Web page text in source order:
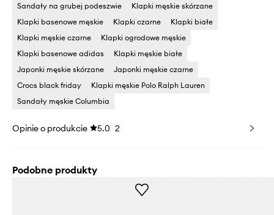
Sandały na grubej podeszwie
Klapki męskie skórzane
Klapki basenowe męskie
Klapki czarne
Klapki białe
Klapki męskie czarne
Klapki ogrodowe męskie
Klapki basenowe adidas
Klapki męskie białe
Japonki męskie skórzane
Japonki męskie czarne
Crocs black friday
Klapki męskie Polo Ralph Lauren
Sandały męskie Columbia
Opinie o produkcie 5.0 2
Podobne produkty